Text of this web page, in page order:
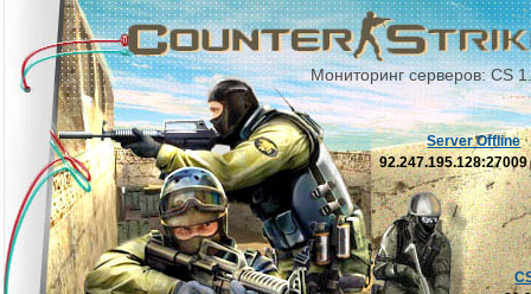
Мониторинг серверов: CS
Server Offline
92.247.195.128:27009